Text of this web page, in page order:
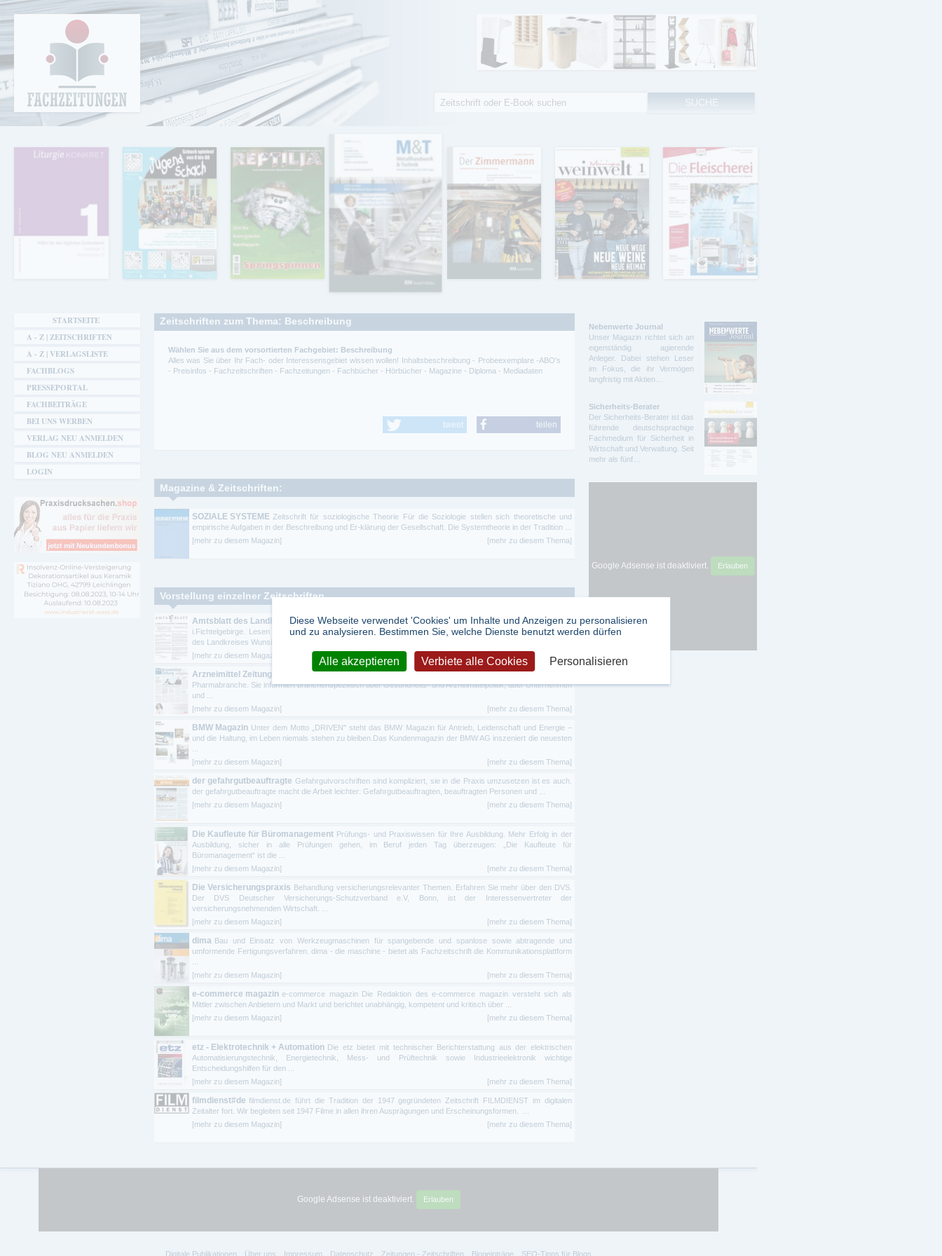
Fachzeitungen.de - Das unabhängige Portal
für Fachmagazine Fachpublikationen &
eBooks
Zeitschriften zum Thema: Beschreibung
Wählen Sie aus dem vorsortierten Fachgebiet: Beschreibung
Alles was Sie über Ihr Fach- oder Interessensgebiet wissen wollen! Inhaltsbeschreibung - Probeexemplare -ABO's
- Preisinfos - Fachzeitschriften - Fachzeitungen - Fachbücher - Hörbücher - Magazine - Diploma - Mediadaten
tweet teilen
Magazine & Zeitschriften:
SOZIALE SYSTEME Zeitschrift für soziologische Theorie Für die Soziologie stellen sich theoretische und
empirische Aufgaben in der Beschreibung und Er-klärung der Gesellschaft. Die Systemtheorie in der Tradition ...
[mehr zu diesem Magazin]
[mehr zu diesem Thema]
Vorstellung einzelner Zeitschriften
Amtsblatt des Landkreises Wunsiedel i.Fichtelgebirge Das Amtsblatt des Landkreises Wunsiedel
i.Fichtelgebirge. Lesen Sie Bekanntmachungen, Änderungen von Satzungen und Festlegungen. Im Amtsblatt
des Landkreises Wunsiedel i. Fichtelgebirge geht es ...
[mehr zu diesem Magazin]
[mehr zu diesem Thema]
Arzneimittel Zeitung
Pharmabranche. Sie informiert branchenspezifisch über Gesundheits- und Arzneimittelpolitik, über Unternehmen
und ...
[mehr zu diesem Magazin]
[mehr zu diesem Thema]
BMW Magazin
Unter dem Motto „DRIVEN" steht das BMW Magazin für Antrieb, Leidenschaft und Energie −
und die Haltung, im Leben niemals stehen zu bleiben.Das Kundenmagazin der BMW AG inszeniert die neuesten
[mehr zu diesem Magazin]
[mehr zu diesem Thema]
der gefahrgutbeauftragte Gefahrgutvorschriften sind kompliziert, sie in die Praxis umzusetzen ist es auch.
der gefahrgutbeauftragte macht die Arbeit leichter: Gefahrgutbeauftragten, beauftragten Personen und ...
[mehr zu diesem Magazin]
[mehr zu diesem Thema]
Die Kaufleute für Büromanagement Prüfungs- und Praxiswissen für Ihre Ausbildung. Mehr Erfolg in der
Ausbildung, sicher in alle Prüfungen gehen, im Beruf jeden Tag überzeugen: „Die Kaufleute für
Büromanagement“ ist die ...
[mehr zu diesem Magazin]
[mehr zu diesem Thema]
Die Versicherungspraxis Behandlung versicherungsrelevanter Themen. Erfahren Sie mehr über den DVS.
Der DVS Deutscher Versicherungs-Schutzverband e.V, Bonn, ist der Interessenvertreter der
versicherungsnehmenden Wirtschaft. ...
[mehr zu diesem Magazin]
[mehr zu diesem Thema]
dima Bau und Einsatz von Werkzeugmaschinen für spangebende und spanlose sowie abtragende und
umformende Fertigungsverfahren. dima - die maschine - bietet als Fachzeitschrift die Kommunikationsplattform
[mehr zu diesem Magazin]
[mehr zu diesem Thema]
e-commerce magazin e-commerce magazin Die Redaktion des e-commerce magazin versteht sich als
Mittler zwischen Anbietern und Markt und berichtet unabhängig, kompetent und kritisch über ...
[mehr zu diesem Magazin]
[mehr zu diesem Thema]
etz - Elektrotechnik + Automation Die etz bietet mit technischer Berichterstattung aus der elektrischen
Automatisierungstechnik, Energietechnik, Mess- und Prüftechnik sowie Industrieelektronik wichtige
Entscheidungshilfen für den ...
[mehr zu diesem Magazin]
[mehr zu diesem Thema]
filmdienst#de filmdienst.de führt die Tradition der 1947 gegründeten Zeitschrift FILMDIENST im digitalen
Zeitalter fort. Wir begleiten seit 1947 Filme in allen ihren Ausprägungen und Erscheinungsformen. ...
[mehr zu diesem Magazin]
[mehr zu diesem Thema]
STARTSEITE
A - Z | ZEITSCHRIFTEN
A - Z | VERLAGSLISTE
FACHBLOGS
PRESSEPORTAL
FACHBEITRÄGE
BEI UNS WERBEN
VERLAG NEU ANMELDEN
BLOG NEU ANMELDEN
LOGIN
Nebenwerte Journal
Unser Magazin richtet sich an
eigenständig agierende
Anleger. Dabei stehen Leser
im Fokus, die ihr Vermögen
langfristig mit Aktien…
Sicherheits-Berater
Der Sicherheits-Berater ist das
führende deutschsprachige
Fachmedium für Sicherheit in
Wirtschaft und Verwaltung. Seit
mehr als fünf…
Google Adsense ist deaktiviert. Erlauben
Suchformular
Google Adsense ist deaktiviert. Erlauben
Digitale Publikationen Über uns Impressum Datenschutz Zeitungen - Zeitschriften Blogeinträge SEO-Tipps für Blogs
Diese Webseite verwendet 'Cookies' um Inhalte und Anzeigen zu personalisieren
und zu analysieren. Bestimmen Sie, welche Dienste benutzt werden dürfen
Alle akzeptieren Verbiete alle Cookies Personalisieren